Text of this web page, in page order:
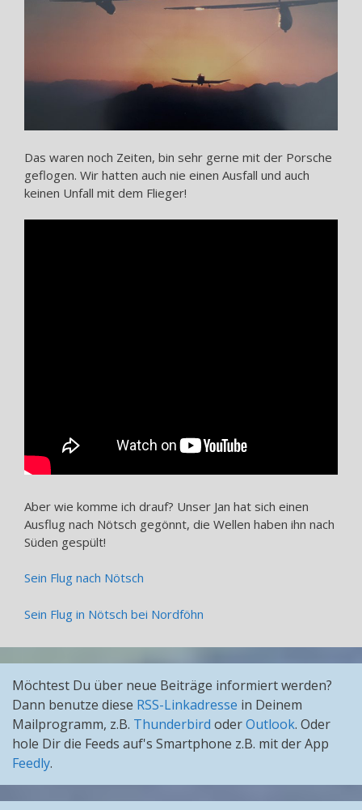
Das waren noch Zeiten, bin sehr gerne mit der Porsche
geflogen. Wir hatten auch nie einen Ausfall und auch
keinen Unfall mit dem Flieger!
Aber wie komme ich drauf? Unser Jan hat sich einen
Ausflug nach Nötsch gegönnt, die Wellen haben ihn nach
Süden gespült!
Sein Flug nach Nötsch
Sein Flug in Nötsch bei Nordföhn
Möchtest Du über neue Beiträge informiert werden?
Dann benutze diese RSS-Linkadresse in Deinem
Mailprogramm, z.B. Thunderbird oderOutlook. Oder
hole Dir die Feeds auf's Smartphone z.B. mit der App
Feedly.